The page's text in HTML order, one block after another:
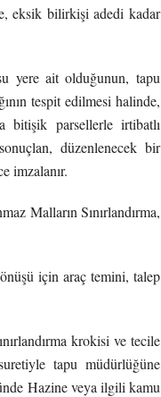
eksik bilirkişi adedi kadar
yere ait olduğunun, tapu
tespit edilmesi halinde,
bitişik parsellerle irtibatlı
düzenlenecek bir
imzalanır.
Malların Sınırlandırma,
için araç temini, talep
krokisi ve tecile
tapu müdürlüğüne
Hazine veya ilgili kamu